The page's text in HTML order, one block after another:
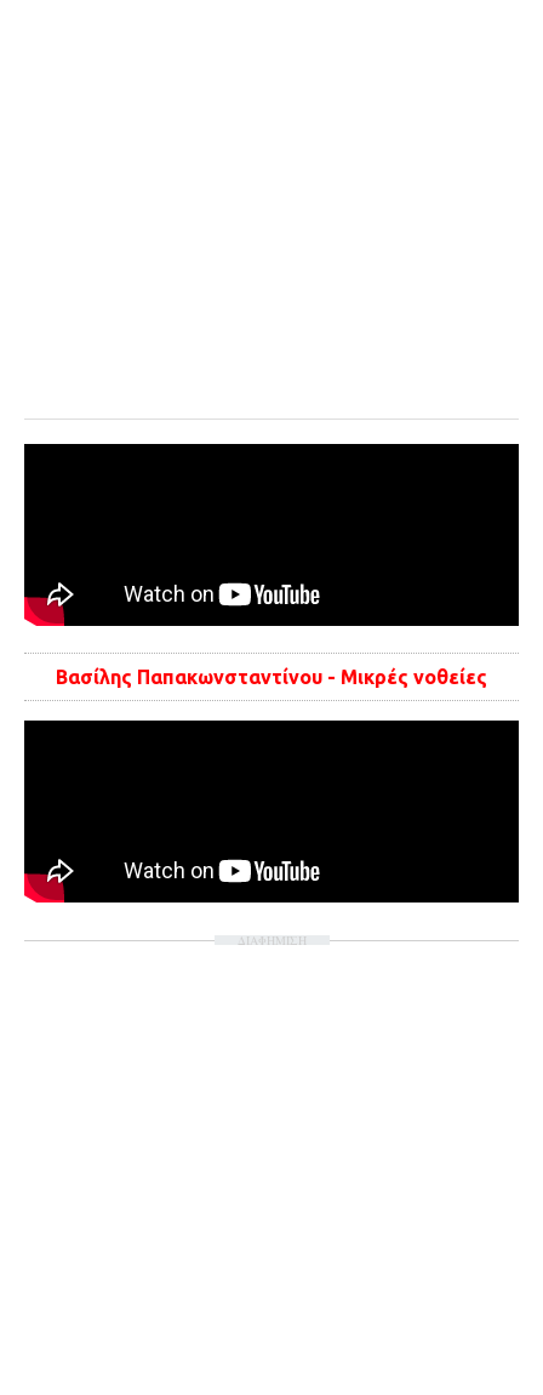
Βασίλης Παπακωνσταντίνου - Μικρές νοθείες
ΔΙΑΦΗΜΙΣΗ